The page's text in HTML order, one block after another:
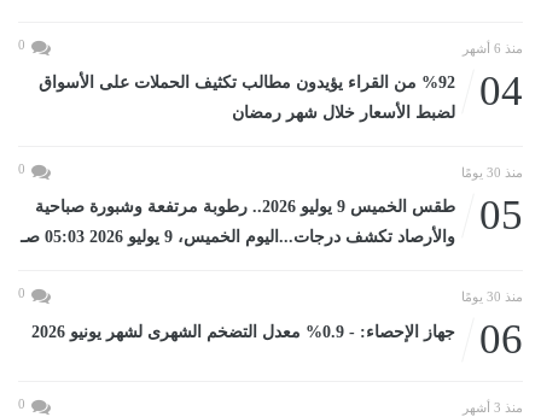
منذ 6 أشهر 0
04
%92 من القراء يؤيدون مطالب تكثيف الحملات على الأسواق
لضبط الأسعار خلال شهر رمضان
منذ 30 يومًا 0
05
طقس الخميس 9 يوليو 2026.. رطوبة مرتفعة وشبورة صباحية
والأرصاد تكشف درجات...اليوم الخميس، 9 يوليو 2026 05:03 صـ
منذ 30 يومًا 0
06 جهاز الإحصاء: - 0.9% معدل التضخم الشهرى لشهر يونيو 2026
منذ 3 أشهر 0